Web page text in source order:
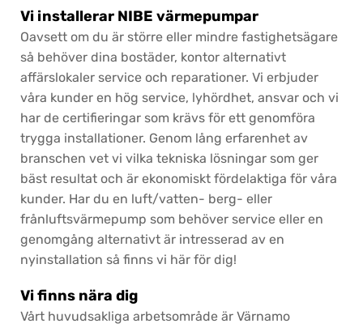
Vi installerar NIBE värmepumpar
Oavsett om du är större eller mindre fastighetsägare
så behöver dina bostäder, kontor alternativt
affärslokaler service och reparationer. Vi erbjuder
våra kunder en hög service, lyhördhet, ansvar och vi
har de certifieringar som krävs för ett genomföra
trygga installationer. Genom lång erfarenhet av
branschen vet vi vilka tekniska lösningar som ger
bäst resultat och är ekonomiskt fördelaktiga för våra
kunder. Har du en luft/vatten- berg- eller
frånluftsvärmepump som behöver service eller en
genomgång alternativt är intresserad av en
nyinstallation så finns vi här för dig!
Vi finns nära dig
Vårt huvudsakliga arbetsområde är Värnamo